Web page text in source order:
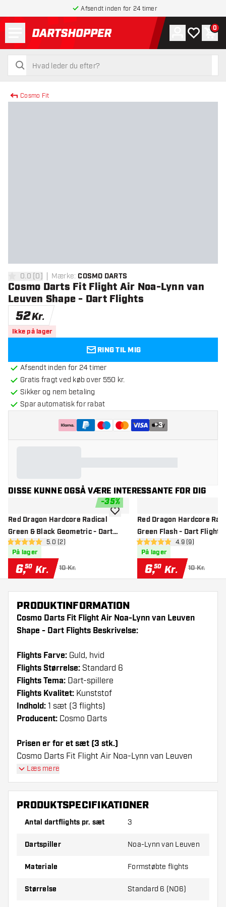
Afsendt inden for 24 timer
tilbage til forsiden
søg
søg
Konto
Min 0
Cosmo Fit
0 bedømmelsesstjerner
0.0 [0] Mærke: COSMO DARTS
Cosmo Darts Fit Flight Air Noa-Lynn van
Leuven Shape - Dart Flights
52Kr.
Ikke på lager
RING TIL MIG
Afsendt inden for 24 timer
Gratis fragt ved køb over 550 kr.
Sikker og nem betaling
Spar automatisk for rabat
+3
DISSE KUNNE OGSÅ VÆRE INTERESSANTE FOR DIG
-35%
Red Dragon Hardcore Radical
Green & Black Geometric - Dart
Flights åbn anmeldelsespanel
5 bedømmelsesstjerner
5.0 (2)
På lager
6,50 Kr. 10 Kr.
tilføje til ønskeliste
Red Dragon Hardcore
Green Flash - Dart Flights
åbn
4.9 bedømmelsesstjerner
4.9 (9)
På lager
6,50 Kr. 10 Kr.
PRODUKTINFORMATION
Cosmo Darts Fit Flight Air Noa-Lynn van Leuven
Shape - Dart Flights Beskrivelse:
Flights Farve: Guld, hvid
Flights Størrelse: Standard 6
Flights Tema: Dart-spillere
Flights Kvalitet: Kunststof
Indhold: 1 sæt (3 flights)
Producent: Cosmo Darts
Prisen er for et sæt (3 stk.)
Cosmo Darts Fit Flight Air Noa-Lynn van Leuven
Shape - Dart Flights flights har en lang levetid. Disse
flights kan kun bruges sammen med Cosmo Fit
Shafts.
Dartshopper-tip!
på lager. Disse kan blive beskadiget eller
knækket ved brug.
Prøv en anden form, et andet materiale eller en
Læs mere
PRODUKTSPECIFIKATIONER
Antal dartflights pr. sæt 3
Dartspiller Noa-Lynn van Leuven
Materiale Formstøbte flights
Størrelse Standard 6 (NO6)